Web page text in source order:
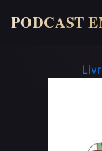
PODCAST